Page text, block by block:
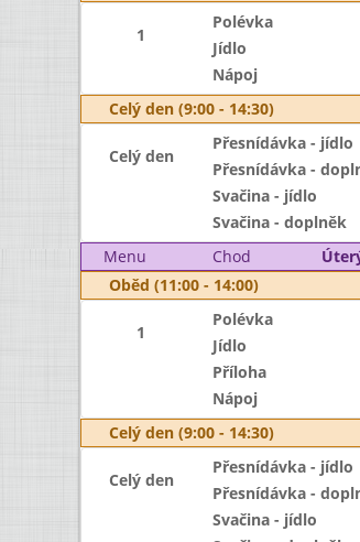
1
Polévka
Jídlo
Nápoj
Celý den (9:00 - 14:30)
Celý den
Přesnídávka - jídlo
Přesnídávka -
Svačina - jídlo
Svačina - doplněk
Menu
Chod
Oběd (11:00 - 14:00)
1
Polévka
Jídlo
Příloha
Nápoj
Celý den (9:00 - 14:30)
Celý den
Přesnídávka - jídlo
Přesnídávka -
Svačina - jídlo